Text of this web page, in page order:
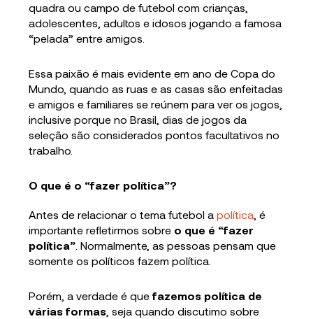
quadra ou campo de futebol com crianças,
adolescentes, adultos e idosos jogando a famosa
“pelada” entre amigos.
Essa paixão é mais evidente em ano de Copa do
Mundo, quando as ruas e as casas são enfeitadas
e amigos e familiares se reúnem para ver os jogos,
inclusive porque no Brasil, dias de jogos da
seleção são considerados pontos facultativos no
trabalho.
O que é o “fazer política”?
Antes de relacionar o tema futebol apolítica , é
importante refletirmos sobre o que é “fazer
política” . Normalmente, as pessoas pensam que
somente os políticos fazem política.
Porém, a verdade é quefazemos política de
várias formas , seja quando discutimo sobre